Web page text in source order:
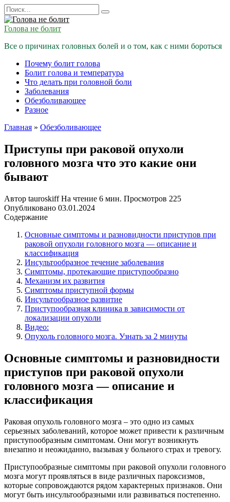
Перейти
к
содержанию
Search
for:
Голова не болит
Все о причинах головных болей и о том, как с ними бороться
Почему болит голова
Болит голова и температура
Что делать при головной боли
Заболевания
Обезболивающее
Разное
Главная » Обезболивающее
Приступы при раковой опухоли
головного мозга что это какие они
бывают
Автор tauroskiff На чтение 6 мин. Просмотров 225
Опубликовано 03.01.2024
Содержание
Основные симптомы и разновидности приступов при
раковой опухоли головного мозга — описание и
классификация
Инсультообразное течение заболевания
Симптомы, протекающие приступообразно
Механизм их развития
Симптомы приступной формы
Инсультообразное развитие
Приступообразная клиника в зависимости от
локализации опухоли
Видео:
Опухоль головного мозга. Узнать за 2 минуты
Основные симптомы и разновидности
приступов при раковой опухоли
головного мозга — описание и
классификация
Раковая опухоль головного мозга – это одно из самых
серьезных заболеваний, которое может привести к различным
приступообразным симптомам. Они могут возникнуть
внезапно и неожиданно, вызывая у больного страх и тревогу.
Приступообразные симптомы при раковой опухоли головного
мозга могут проявляться в виде различных пароксизмов,
которые сопровождаются рядом характерных признаков. Они
могут быть инсультообразными или развиваться постепенно.